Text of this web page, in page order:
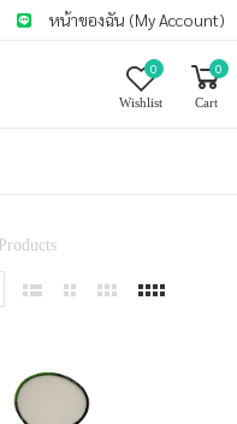
หน้าของฉัน (My Account)
0
Wishlist
0
Cart
Products